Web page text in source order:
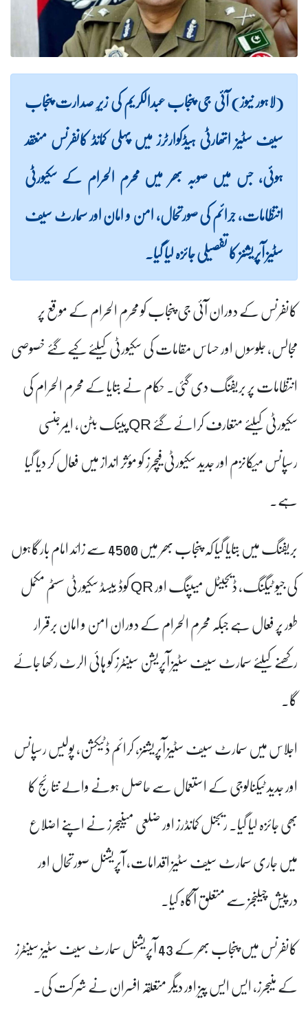
(لاہور نیوز) آئی جی پنجاب عبدالکریم کی زیرِ صدارت پنجاب
سیف سٹیز اتھارٹی ہیڈکوارٹرز میں پہلی کمانڈ کانفرنس منعقد
ہوئی، جس میں صوبہ بھر میں محرم الحرام کے سکیورٹی
انتظامات، جرائم کی صورتحال، امن و امان اور سمارٹ سیف
سٹیز آپریشنز کا تفصیلی جائزہ لیا گیا۔
کانفرنس کے دوران آئی جی پنجاب کو محرم الحرام کے موقع پر
مجالس، جلوسوں اور حساس مقامات کی سکیورٹی کیلئے کیے گئے خصوصی
انتظامات پر بریفنگ دی گئی۔ حکام نے بتایا کے محرم الحرام کی
سکیورٹی کیلئے متعارف کرائے گئے
پینک بٹن، ایمرجنسی
رسپانس میکانزم اور جدید سکیورٹی فیچرز کو مؤثر انداز میں فعال کر دیا گیا
ہے۔
بریفنگ میں بتایا گیا کہ پنجاب بھر میں 4500 سے زائد امام بارگاہوں
کی جیو ٹیگنگ، ڈیجیٹل میپنگ اورQR
کوڈ بیسڈ سکیورٹی سسٹم مکمل
طور پر فعال ہے جبکہ محرم الحرام کے دوران امن و امان برقرار
رکھنے کیلئے سمارٹ سیف سٹیز آپریشن سینٹرز کو ہائی الرٹ رکھا جائے
گا۔
اجلاس میں سمارٹ سیف سٹیز آپریشنز، کرائم ڈٹیکشن، پولیس رسپانس
اور جدید ٹیکنالوجی کے استعمال سے حاصل ہونے والے نتائج کا
بھی جائزہ لیا گیا۔ ریجنل کمانڈرز اور ضلعی مینیجرز نے اپنے اضلاع
میں جاری سمارٹ سیف سٹیز اقدامات، آپریشنل صورتحال اور
درپیش چیلنجز سے متعلق آگاہ کیا۔
کانفرنس میں پنجاب بھر کے 43 آپریشنل سمارٹ سیف سٹیز سینٹرز
کے منیجرز، ایس ایس پیز اور دیگر متعلقہ افسران نے شرکت کی۔